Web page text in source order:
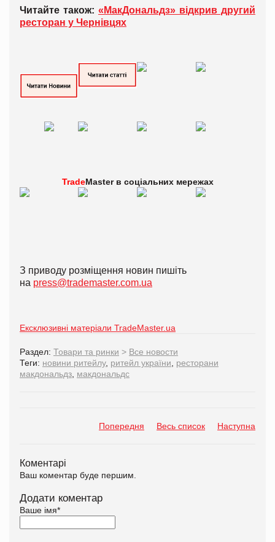
Читайте також: «МакДональдз» відкрив другий
ресторан у Чернівцях
TradeMaster в соціальних мережах
З приводу розміщення новин пишіть
на press@trademaster.com.ua
Ексклюзивні матеріали TradeMaster.ua
Раздел: Товари та ринки > Все новости
Теги: новини ритейлу, ритейл україни
ресторани
макдональдз макдональдс
Попередня Весь список Наступна
Коментарі
Ваш коментар буде першим.
Додати коментар
Ваше імя*